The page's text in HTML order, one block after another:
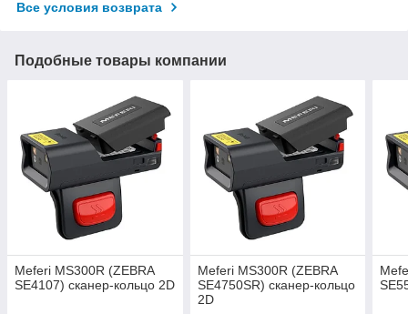
Все условия возврата
Подобные товары компании
Meferi MS300R (ZEBRA
SE4107) сканер-кольцо 2D
Meferi MS300R (ZEBRA
SE4750SR) сканер-кольцо
2D